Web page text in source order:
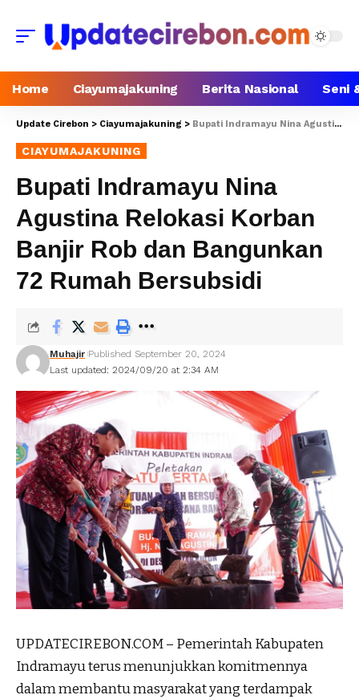
Home Ciayumajakuning Berita Nasional Seni
Update Cirebon > Ciayumajakuning > Bupati Indramayu Nina Agustina Relokasi Korban Banjir Rob dan Bangunkan 72 Rumah Bersubsidi
CIAYUMAJAKUNING
Bupati Indramayu Nina
Agustina Relokasi Korban
Banjir Rob dan Bangunkan
72 Rumah Bersubsidi
Last updated: 2024/09/20 at 2:34 AM
Muhajir Published September 20, 2024
UPDATECIREBON.COM – Pemerintah Kabupaten
Indramayu terus menunjukkan komitmennya
dalam membantu masyarakat yang terdampak